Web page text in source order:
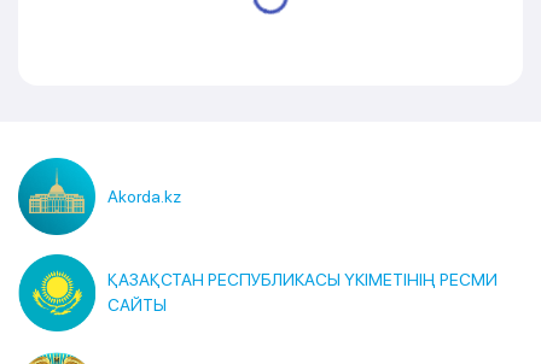
Akorda.kz
ҚАЗАҚСТАН РЕСПУБЛИКАСЫ ҮКІМЕТІНІҢ РЕСМИ
САЙТЫ